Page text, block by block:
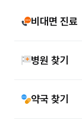
비대면 진료
병원 찾기
약국 찾기